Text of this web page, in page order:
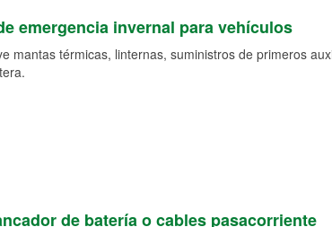
emergencia invernal para vehículos
mantas térmicas, linternas, suministros de primeros
de batería o cables pasacorriente